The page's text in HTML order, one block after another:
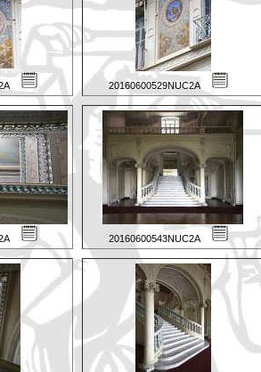
20160600529NUC2A
20160600543NUC2A